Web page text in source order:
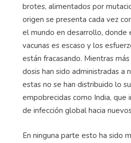
brotes, alimentados por
origen se presenta cada vez
el mundo en desarrollo, donde
vacunas es escaso y los
están fracasando. Mientras
dosis han sido administradas a
estas no se han distribuido lo
empobrecidas como India, que
de infección global hacia
En ninguna parte esto ha sido